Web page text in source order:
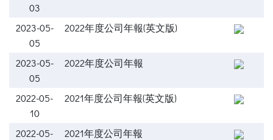
03
2023-05-
05
2022年度公司年報(英文版)
2023-05-
05
2022年度公司年報
2022-05-
10
2021年度公司年報(英文版)
2022-05-
2021年度公司年報